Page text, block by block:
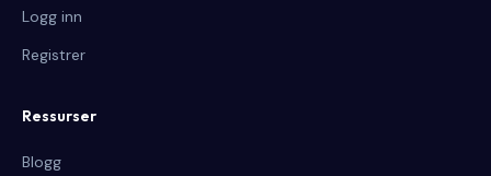
Logg inn
Registrer
Ressurser
Blogg